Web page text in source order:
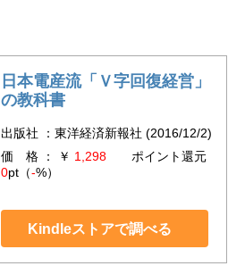
日本電産流「Ｖ字回復経営」
の教科書
出版社 ：東洋経済新報社 (2016/12/2)
価 格 ： ￥ 1,298ポイント還元
0pt（-%）
Kindleストアで調べる